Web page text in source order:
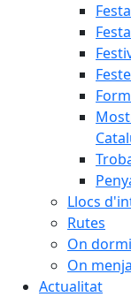
Llocs
Rutes
On
On
Actualitat